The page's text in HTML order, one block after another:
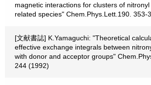
magnetic interactions for clusters of
related species" Chem.Phys.Lett.190. 353-
[文献書誌] K.Yamaguchi: "Theoretical
effective exchange integrals between
with donor and acceptor groups"
244 (1992)